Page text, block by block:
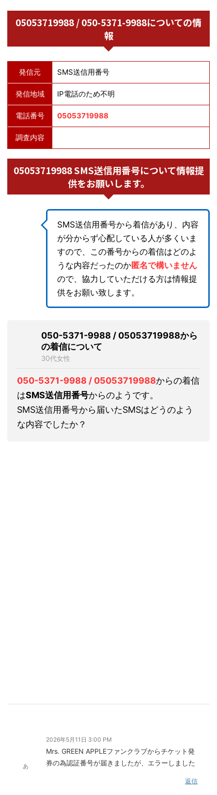
05053719988 / 050-5371-9988についての情
報
発信元 SMS送信用番号
発信地域 IP電話のため不明
電話番号 05053719988
調査内容
05053719988 SMS送信用番号について情報提
供をお願いします。
SMS送信用番号から着信があり、内容
が分からず心配している人が多くいま
すので、この番号からの着信はどのよ
うな内容だったのか匿名で構いません
ので、協力していただける方は情報提
供をお願い致します。
050-5371-9988 / 05053719988から
の着信について
30代女性
050-5371-9988 / 05053719988からの着信
はSMS送信用番号からのようです。
SMS送信用番号から届いたSMSはどうのよう
な内容でしたか？
あ
2026年5月11日 3:00 PM
Mrs. GREEN APPLEファンクラブからチケット発
券の為認証番号が届きましたが、エラーしました
返信